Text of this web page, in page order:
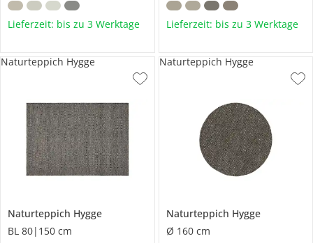
Lieferzeit: bis zu 3 Werktage Lieferzeit: bis zu 3 Werktage
Naturteppich Hygge
BL 80|150 cm
Naturteppich Hygge
Naturteppich Hygge
Ø 160 cm
Naturteppich Hygge